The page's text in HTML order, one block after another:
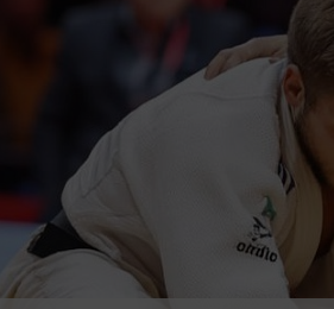
Прогулки по городу Ч
Спецпроект